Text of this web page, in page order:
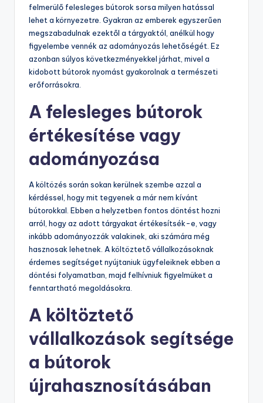
felmerülő felesleges bútorok sorsa milyen hatással
lehet a környezetre. Gyakran az emberek egyszerűen
megszabadulnak ezektől a tárgyaktól, anélkül hogy
figyelembe vennék az adományozás lehetőségét. Ez
azonban súlyos következményekkel járhat, mivel a
kidobott bútorok nyomást gyakorolnak a természeti
erőforrásokra.
A felesleges bútorok
értékesítése vagy
adományozása
A költözés során sokan kerülnek szembe azzal a
kérdéssel, hogy mit tegyenek a már nem kívánt
bútorokkal. Ebben a helyzetben fontos döntést hozni
arról, hogy az adott tárgyakat értékesítsék-e, vagy
inkább adományozzák valakinek, aki számára még
hasznosak lehetnek. A költöztető vállalkozásoknak
érdemes segítséget nyújtaniuk ügyfeleiknek ebben a
döntési folyamatban, majd felhívniuk figyelmüket a
fenntartható megoldásokra.
A költöztető
vállalkozások segítsége
a bútorok
újrahasznosításában